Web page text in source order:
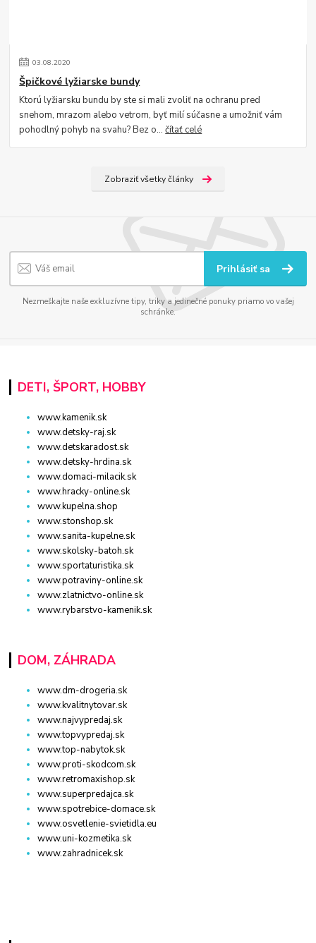
03.08.2020
Špičkové lyžiarske bundy
Ktorú lyžiarsku bundu by ste si mali zvoliť na ochranu pred
snehom, mrazom alebo vetrom, byť milí súčasne a umožniť vám
pohodlný pohyb na svahu? Bez o...čítať celé
Zobraziť všetky články
Prihlásiť sa
Nezmeškajte naše exkluzívne tipy, triky a jedinečné ponuky priamo vo vašej
schránke.
DETI, ŠPORT, HOBBY
www.kamenik.sk
www.detsky-raj.sk
www.detskaradost.sk
www.detsky-hrdina.sk
www.domaci-milacik.sk
www.hracky-online.sk
www.kupelna.shop
www.stonshop.sk
www.sanita-kupelne.sk
www.skolsky-batoh.sk
www.sportaturistika.sk
www.potraviny-online.sk
www.zlatnictvo-online.sk
www.rybarstvo-kamenik.sk
DOM, ZÁHRADA
www.dm-drogeria.sk
www.kvalitnytovar.sk
www.najvypredaj.sk
www.topvypredaj.sk
www.top-nabytok.sk
www.proti-skodcom.sk
www.retromaxishop.sk
www.superpredajca.sk
www.spotrebice-domace.sk
www.osvetlenie-svietidla.eu
www.uni-kozmetika.sk
www.zahradnicek.sk